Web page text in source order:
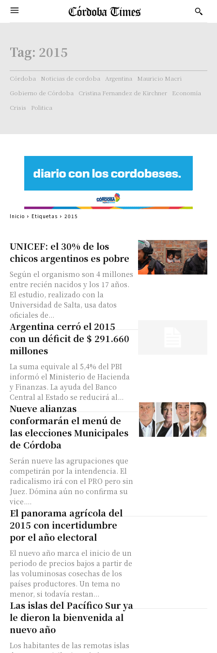
Tag: 2015
Córdoba Noticias de cordoba Argentina
Mauricio Macri
Gobierno de Córdoba
Cristina Fernandez de Kirchner
Economía
Crisis
Politica
UNICEF: el 30% de los
chicos argentinos es pobre
Según el organismo son 4 millones
entre recién nacidos y los 17 años.
El estudio, realizado con la
Universidad de Salta, usa datos
oficiales de...
Argentina cerró el 2015
con un déficit de $ 291.660
millones
La suma equivale al 5,4% del PBI
informó el Ministerio de Hacienda
y Finanzas. La ayuda del Banco
Central al Estado se reducirá al...
Nueve alianzas
conformarán el menú de
las elecciones Municipales
de Córdoba
Serán nueve las agrupaciones que
competirán por la intendencia. El
radicalismo irá con el PRO pero sin
Juez. Dómina aún no confirma su
vice....
El panorama agrícola del
2015 con incertidumbre
por el año electoral
El nuevo año marca el inicio de un
periodo de precios bajos a partir de
las voluminosas cosechas de los
países productores. Un tema no
menor, si todavía restan...
Las islas del Pacífico Sur ya
le dieron la bienvenida al
nuevo año
Los habitantes de las remotas islas
Inicio Etiquetas 2015